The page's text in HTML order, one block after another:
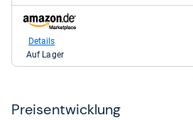
kaufen.
zum
Shop:
Amazon.de
Details
Auf Lager
Preis­ent­wick­lung